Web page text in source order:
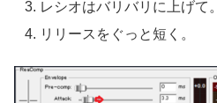
レシオはバリバリに上げて。
リリースをぐっと短く。